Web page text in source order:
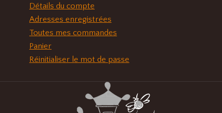
Détails du compte
Adresses enregistrées
Toutes mes commandes
Panier
Réinitialiser le mot de passe